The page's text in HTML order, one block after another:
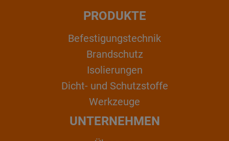
PRODUKTE
Befestigungstechnik
Brandschutz
Isolierungen
Dicht- und Schutzstoffe
Werkzeuge
UNTERNEHMEN